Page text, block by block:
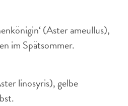
(Aster ameullus),
im Spätsommer.
linosyris), gelbe